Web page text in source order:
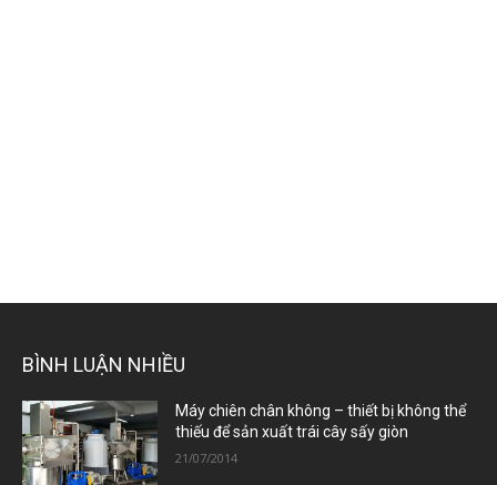
BÌNH LUẬN NHIỀU
Máy chiên chân không – thiết bị không thể
thiếu để sản xuất trái cây sấy giòn
21/07/2014